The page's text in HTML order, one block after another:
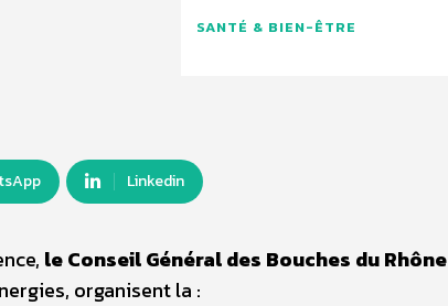
SANTÉ & BIEN-ÊTRE
Linkedin
le Conseil Général des Bouches du Rhône
organisent la :